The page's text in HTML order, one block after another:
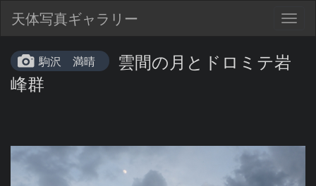
天体写真ギャラリー
駒沢 満晴
雲間の月とドロミテ岩
峰群